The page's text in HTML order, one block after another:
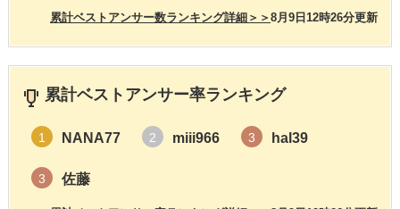
8月9日12時26分更新
累計ベストアンサー数ランキング詳細＞＞
累計ベストアンサー率ランキング
1 NANA77 2 miii966 3 hal39
3 佐藤